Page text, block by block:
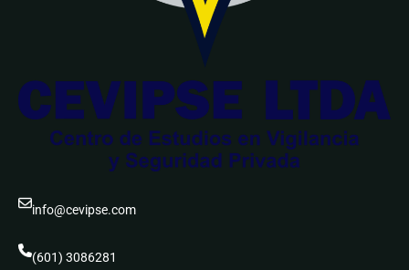
info@cevipse.com
(601) 3086281